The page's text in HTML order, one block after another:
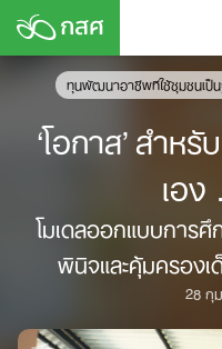
Skip
content ทุนพัฒนาอาชีพทีใช้ชุมชนเป็
‘โอกาส’ สำ
เอ
โมเดลออกแบบการ
พินิจและคุ้มครอง
28 กุ